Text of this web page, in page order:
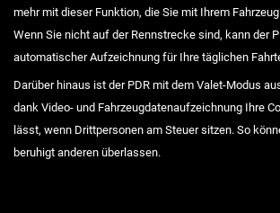
mehr mit dieser Funktion, die Sie mit Ihrem
Wenn Sie nicht auf der Rennstrecke sind, kann der
automatischer Aufzeichnung für Ihre täglichen
Darüber hinaus ist der PDR mit dem Valet-Modus
dank Video- und Fahrzeugdatenaufzeichnung Ihre
lässt, wenn Drittpersonen am Steuer sitzen. So
beruhigt anderen überlassen.